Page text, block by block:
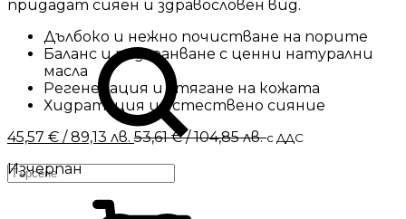
Търсене
придадат сияен и здравословен вид.
Дълбоко и нежно почистване на порите
Баланс и подхранване с ценни натурални
масла
Регенерация и стягане на кожата
Хидратация и естествено сияние
45,57 € / 89,13 лв. 53,61€/ 104,85 лв.с ДДС
Изчерпан